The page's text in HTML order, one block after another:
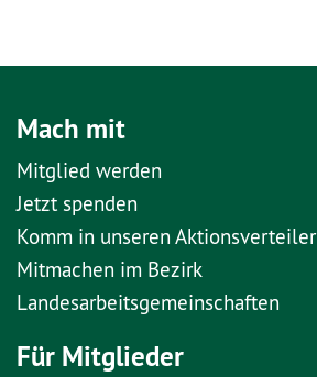
Mach mit
Mitglied werden
Jetzt spenden
Komm in unseren Aktionsverteiler
Mitmachen im Bezirk
Landesarbeitsgemeinschaften
Für Mitglieder